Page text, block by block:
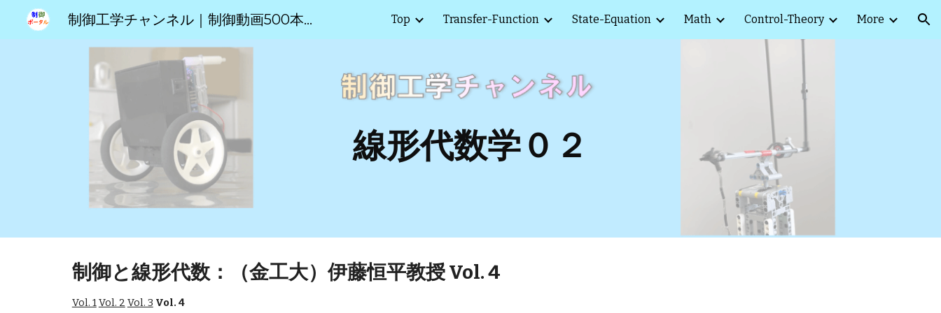
Skip to main content Skip to navigation
制御工学チャンネル｜制御動画500本のポータルサイト Top Transfer-Function State-Equation Math Control-Theory More
線形代数学０２
制御と線形代数：（金工大）伊藤恒平教授 Vol. 4
Vol. 1Vol. 2 Vol. 3 Vol. 4